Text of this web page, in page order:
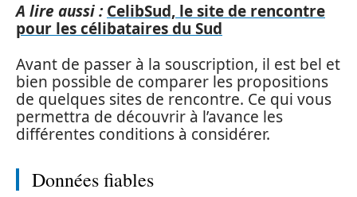
A lire aussi : CelibSud, le site de rencontre
pour les célibataires du Sud
Avant de passer à la souscription, il est bel et
bien possible de comparer les propositions
de quelques sites de rencontre. Ce qui vous
permettra de découvrir à l’avance les
différentes conditions à considérer.
Données fiables